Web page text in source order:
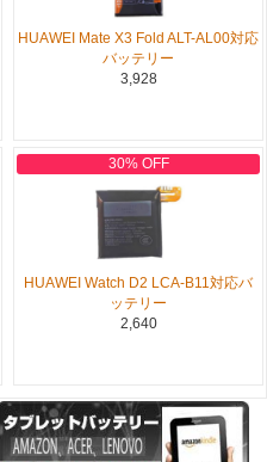
HUAWEI Mate X3 Fold ALT-AL00対応
バッテリー
3,928
30% OFF
HUAWEI Watch D2 LCA-B11対応バ
ッテリー
2,640